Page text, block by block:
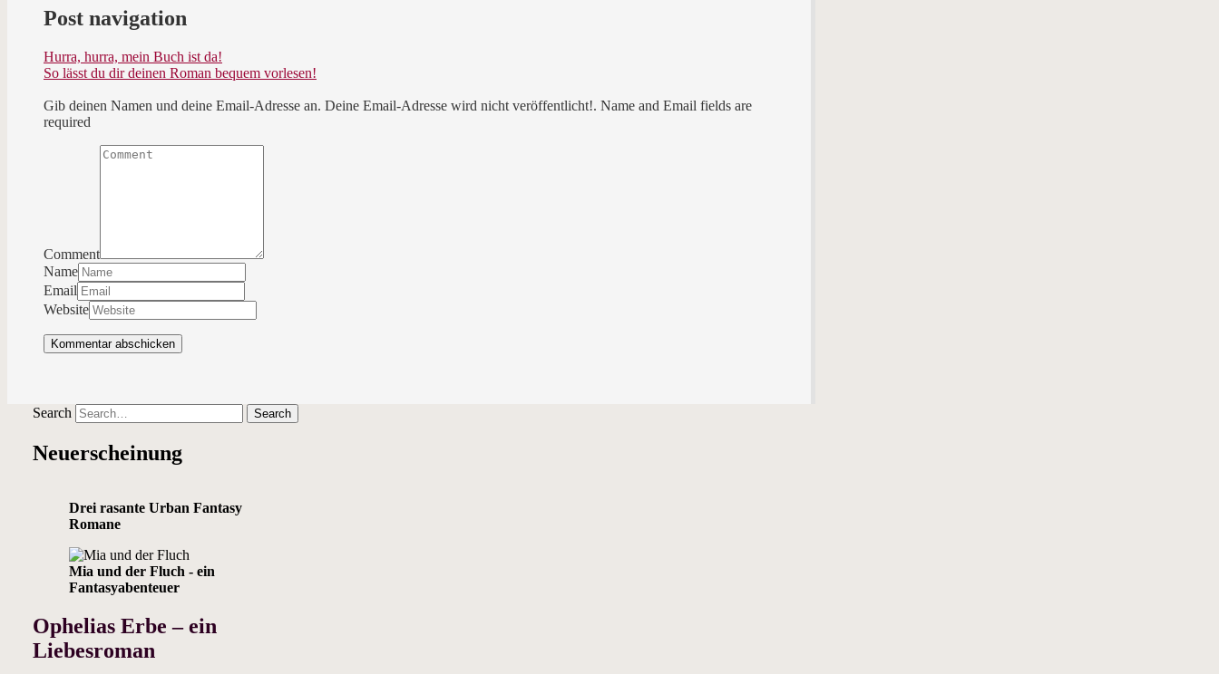
Post navigation
Hurra, hurra, mein Buch ist da!
So lässt du dir deinen Roman bequem vorlesen!
Gib deinen Namen und deine Email-Adresse an. Deine Email-Adresse wird nicht veröffentlicht!. Name and Email fields are
required
Comment
Name
Email
Website
Search
Neuerscheinung
Drei rasante Urban Fantasy
Romane
Mia und der Fluch - ein
Fantasyabenteuer
Ophelias Erbe – ein
Liebesroman